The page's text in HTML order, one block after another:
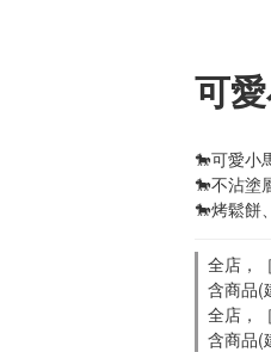
可
🐎可愛小
🐎不沾塗
🐎烤鬆餅
全店，
含商品(
全店，
含商品(